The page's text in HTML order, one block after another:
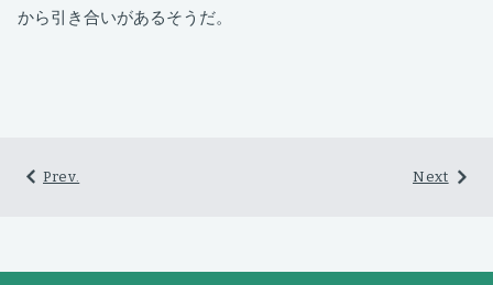
から引き合いがあるそうだ。
Next
Prev.